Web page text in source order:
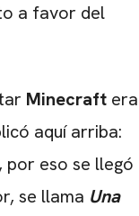
a favor del
Minecraft era
aquí arriba:
por eso se llegó
se llama Una